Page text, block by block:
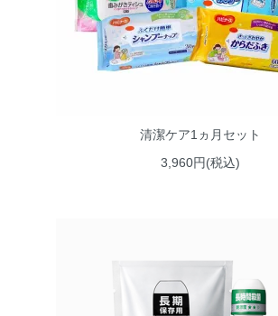
清潔ケア1ヵ月セット
3,960円(税込)